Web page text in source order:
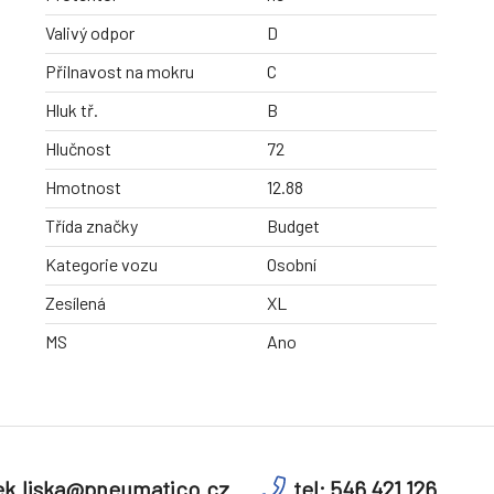
Valivý odpor
D
Přilnavost na mokru
C
Hluk tř.
B
Hlučnost
72
Hmotnost
12.88
Třída značky
Budget
Kategorie vozu
Osobní
Zesílená
XL
MS
Ano